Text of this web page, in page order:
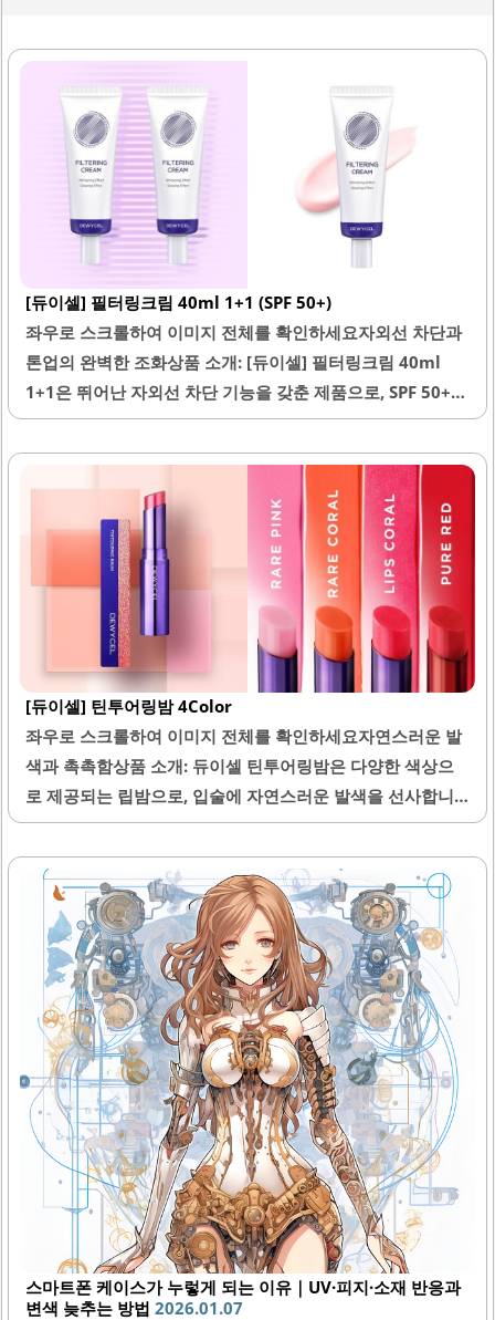
[듀이셀] 필터링크림 40ml 1+1 (SPF 50+)
좌우로 스크롤하여 이미지 전체를 확인하세요자외선 차단과
톤업의 완벽한 조화상품 소개: [듀이셀] 필터링크림 40ml
1+1은 뛰어난 자외선 차단 기능을 갖춘 제품으로, SPF 50+의
강력한 보호력을 제공합니다. 이 제품은 메이크업의 기초 단
계에서 사용하기에 적합하며, 피부 톤을 자연스럽게 밝게 만
들어주는 효과가 있습니다. 발림성이 우수하여 피부에 부드
럽게 스며들며, 촉촉함을 유지해줍니다.또한, 가벼운 텍스처
로 부담 없이 사용할 수 있어 민감한 피부에도 적합합니다. 이
크림은 피부의 잡티를 가려주고, 자연스러운 피부 표현을 도
와줍니다. 제품의 향은 세련되고 은은하여 사용 시 기분을 좋
게 만들어줍니다.휴대성이 뛰어나 언제 어디서나 간편하게
사용할 수 있습니다. 여러 번의 재구매가 이루어질 만큼 많은
사용자들에게 사랑받고 있으며, 특히 지성 피부에 적합한 제
품으로 평가받고 있습니다. 이 크림은 메이크업을..
[듀이셀] 틴투어링밤 4Color
좌우로 스크롤하여 이미지 전체를 확인하세요자연스러운 발
색과 촉촉함상품 소개: 듀이셀 틴투어링밤은 다양한 색상으
로 제공되는 립밤으로, 입술에 자연스러운 발색을 선사합니
다. 이 제품은 특히 촉촉함과 부드러운 발림성을 강조하여, 건
조한 입술을 효과적으로 케어하는 데 도움을 줍니다. 사계절
내내 사용하기 적합하며, 휴대가 간편하여 언제 어디서나 쉽
게 사용할 수 있습니다.틴투어링밤은 립스틱 대용으로도 활
용 가능하여, 은은한 색감을 원하는 분들에게 적합합니다. 또
한, 다양한 색상이 있어 개인의 취향에 맞게 선택할 수 있는
장점이 있습니다. 제품의 향은 부드럽고 자연스러워 사용 시
기분 좋은 경험을 제공합니다.입술 각질 케어에도 효과적이
며, 지속력이 뛰어나 하루 종일 아름다운 색상을 유지할 수 있
습니다. 이 립밤은 사용 후 입술이 매끄럽고 촉촉하게 유지되
며, 특히 겨울철 건조한 날씨에 유용합니다...
스마트폰 케이스가 누렇게 되는 이유｜UV·피지·소재 반응과
변색 늦추는 방법 2026.01.07